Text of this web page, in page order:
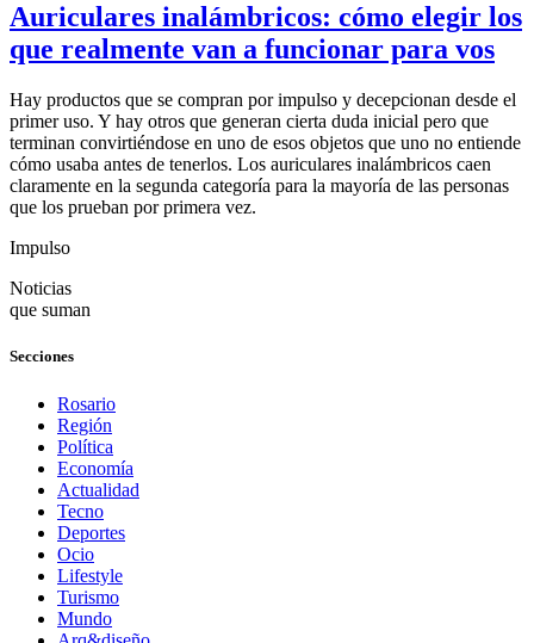
Auriculares inalámbricos: cómo elegir los
que realmente van a funcionar para vos
Hay productos que se compran por impulso y decepcionan desde el
primer uso. Y hay otros que generan cierta duda inicial pero que
terminan convirtiéndose en uno de esos objetos que uno no entiende
cómo usaba antes de tenerlos. Los auriculares inalámbricos caen
claramente en la segunda categoría para la mayoría de las personas
que los prueban por primera vez.
Impulso
Noticias
que suman
Secciones
Rosario
Región
Política
Economía
Actualidad
Tecno
Deportes
Ocio
Lifestyle
Turismo
Mundo